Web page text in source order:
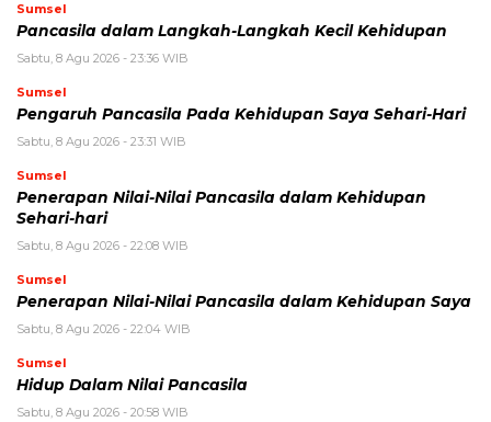
Sumsel
Pancasila dalam Langkah-Langkah Kecil Kehidupan
Sabtu, 8 Agu 2026 - 23:36 WIB
Sumsel
Pengaruh Pancasila Pada Kehidupan Saya Sehari-Hari
Sabtu, 8 Agu 2026 - 23:31 WIB
Sumsel
Penerapan Nilai-Nilai Pancasila dalam Kehidupan
Sehari-hari
Sabtu, 8 Agu 2026 - 22:08 WIB
Sumsel
Penerapan Nilai-Nilai Pancasila dalam Kehidupan Saya
Sabtu, 8 Agu 2026 - 22:04 WIB
Sumsel
Hidup Dalam Nilai Pancasila
Sabtu, 8 Agu 2026 - 20:58 WIB